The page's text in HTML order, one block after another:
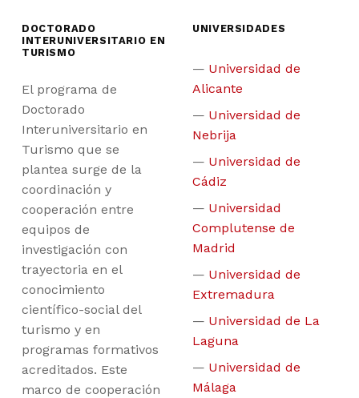
DOCTORADO
INTERUNIVERSITARIO EN
TURISMO
El programa de
Doctorado
Interuniversitario en
Turismo que se
plantea surge de la
coordinación y
cooperación entre
equipos de
investigación con
trayectoria en el
conocimiento
científico-social del
turismo y en
programas formativos
acreditados. Este
marco de cooperación
UNIVERSIDADES
Universidad de
Alicante
Universidad de
Nebrija
Universidad de
Cádiz
Universidad
Complutense de
Madrid
Universidad de
Extremadura
Universidad de La
Laguna
Universidad de
Málaga